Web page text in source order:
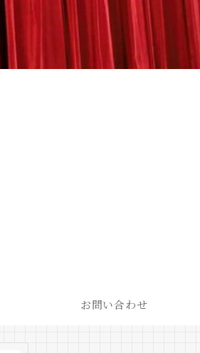
お問い合わせ